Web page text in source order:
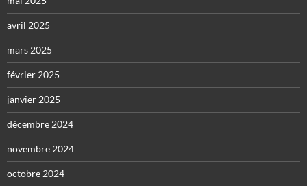
avril 2025
mars 2025
février 2025
janvier 2025
décembre 2024
novembre 2024
octobre 2024